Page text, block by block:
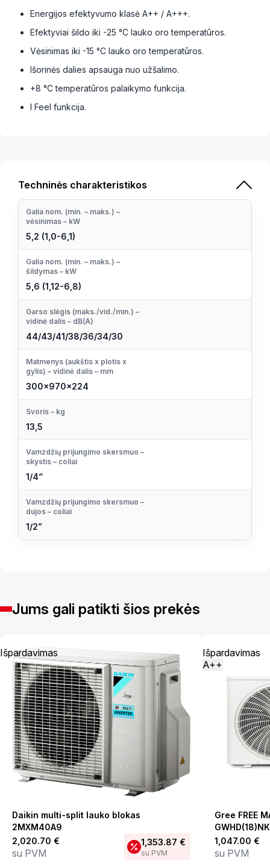
Energijos efektyvumo klasė A++ / A+++.
Efektyviai šildo iki -25 °C lauko oro temperatūros.
Vėsinimas iki -15 °C lauko oro temperatūros.
Išorinės dalies apsauga nuo užšalimo.
+8 °C temperatūros palaikymo funkcija.
I Feel funkcija.
Techninės charakteristikos
Galia nom. (min. – maks.) –
vėsinimas – kW
5,2 (1,0-6,1)
Galia nom. (min. – maks.) –
šildymas – kW
5,6 (1,12-6,8)
Garso slėgis (maks./vid./min.) –
vidinė dalis – dB(A)
44/43/41/38/36/34/30
Matmenys (aukštis x plotis x
gylis) – vidinė dalis – mm
300x970x224
Svoris – kg
13,5
Vamzdžių prijungimo skersmuo –
skystis – coliai
1/4“
Vamzdžių prijungimo skersmuo –
dujos – coliai
1/2”
Jums gali patikti šios prekės
Išpardavimas
Daikin multi-split lauko blokas
2MXM40A9
2,020.70 €
su PVM
1,353.87 €
su PVM
Išpardavimas
A++
Gree FREE
1,047.00 €
su PVM